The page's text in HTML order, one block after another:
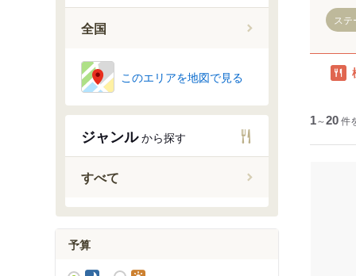
全国
このエリアを地図で見る
ジャンルから探す
すべて
予算
ス
1～20件